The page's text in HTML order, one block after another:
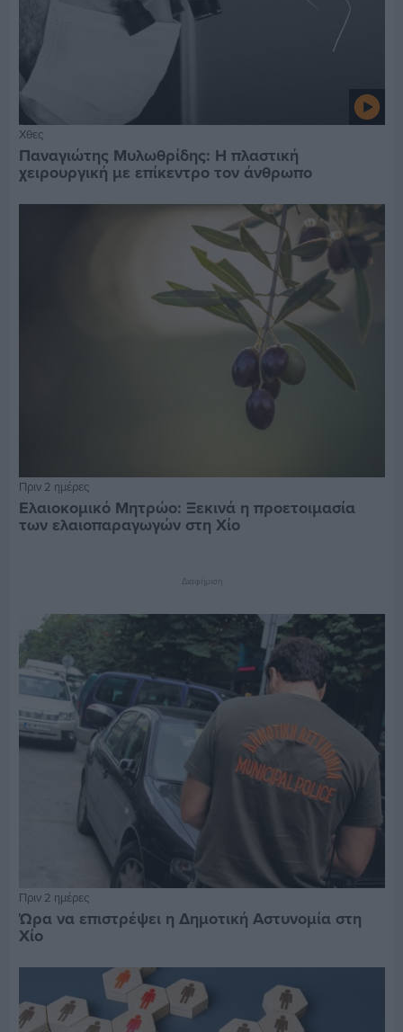
Χθες
Παναγιώτης Μυλωθρίδης: Η πλαστική
χειρουργική με επίκεντρο τον άνθρωπο
Πριν 2 ημέρες
Ελαιοκομικό Μητρώο: Ξεκινά η προετοιμασία
των ελαιοπαραγωγών στη Χίο
Διαφήμιση
Πριν 2 ημέρες
Ώρα να επιστρέψει η Δημοτική Αστυνομία στη
Χίο